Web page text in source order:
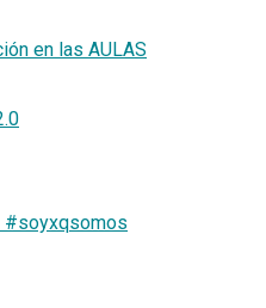
en las AULAS
#soyxqsomos